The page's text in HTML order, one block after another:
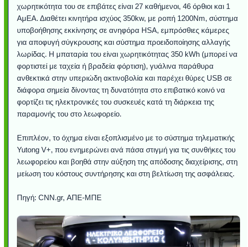
χωρητικότητα του σε επιβάτες είναι 27 καθήμενοι, 46 όρθιοι και 1
ΑμΕΑ. Διαθέτει κινητήρα ισχύος 350kw, με ροπή 1200Νm, σύστημα
υποβοήθησης εκκίνησης σε ανηφόρα HSA, εμπρόσθιες κάμερες
για αποφυγή σύγκρουσης και σύστημα προειδοποίησης αλλαγής
λωρίδας. Η μπαταρία του είναι χωρητικότητας 350 kWh (μπορεί να
φορτιστεί με ταχεία ή βραδεία φόρτιση), γυάλινα παράθυρα
ανθεκτικά στην υπεριώδη ακτινοβολία και παρέχει θύρες USB σε
διάφορα σημεία δίνοντας τη δυνατότητα στο επιβατικό κοινό να
φορτίζει τις ηλεκτρονικές του συσκευές κατά τη διάρκεια της
παραμονής του στο λεωφορείο.
Επιπλέον, το όχημα είναι εξοπλισμένο με το σύστημα τηλεματικής
Yutong V+, που ενημερώνει ανά πάσα στιγμή για τις συνθήκες του
λεωφορείου και βοηθά στην αύξηση της απόδοσης διαχείρισης, στη
μείωση του κόστους συντήρησης και στη βελτίωση της ασφάλειας.
Πηγή: CNN.gr, ΑΠΕ-ΜΠΕ